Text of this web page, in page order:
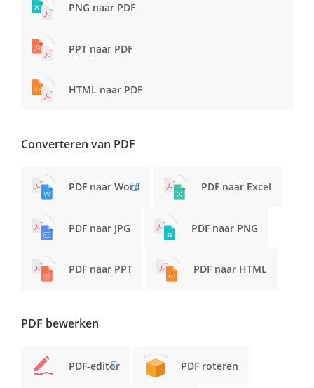
PNG naar PDF
PPT naar PDF
HTML naar PDF
Converteren van PDF
PDF naar Word PDF naar Excel
PDF naar JPG PDF naar PNG
PDF naar PPT PDF naar HTML
PDF bewerken
PDF-editor PDF roteren